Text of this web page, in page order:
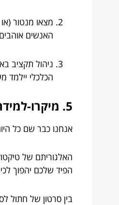
מצאו מנטור
האנשים
ניהול תקציב
הכלכלי יילמד
5. מיקרו-למידה ברשתות החברתיות
אנחנו כבר שם כל
האלגוריתם של
הפיד שלכם יהפוך
בין סרטון של חתול